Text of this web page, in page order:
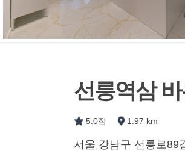
선릉역삼
5.0점 1.97 km
서울 강남구 선릉로89